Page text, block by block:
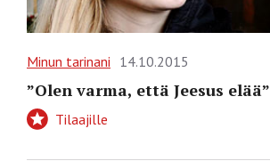
Minun tarinani 14.10.2015
”Olen varma, että Jeesus elää”
Tilaajille